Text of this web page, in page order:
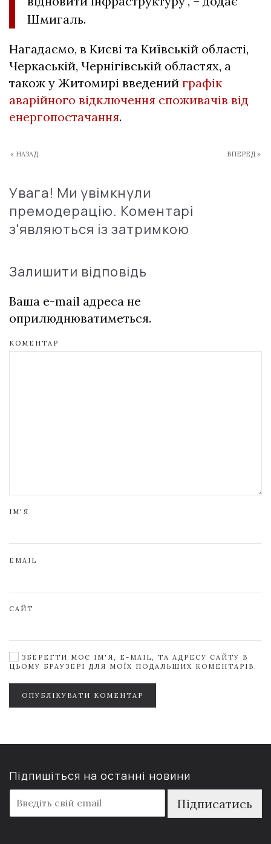
Шмигаль.
Нагадаємо, в Києві та Київській області,
Черкаській, Чернігівській областях, а
також у Житомирі введений графік
аварійного відключення споживачів від
енергопостачання.
« НАЗАД ВПЕРЕД »
Увага! Ми увімкнули
премодерацію. Коментарі
з'являються із затримкою
Залишити відповідь
Ваша e-mail адреса не
оприлюднюватиметься.
КОМЕНТАР
ІМ'Я
EMAIL
САЙТ
ЗБЕРЕГТИ МОЄ ІМ'Я, E-MAIL, ТА АДРЕСУ САЙТУ В
ЦЬОМУ БРАУЗЕРІ ДЛЯ МОЇХ ПОДАЛЬШИХ КОМЕНТАРІВ.
ОПУБЛІКУВАТИ КОМЕНТАР
Підпишіться на останні новини
m
a
Підписатись